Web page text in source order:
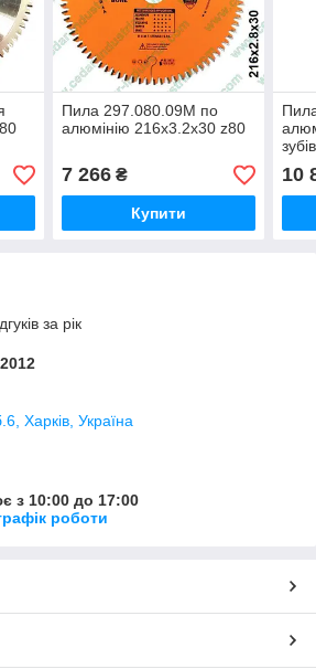
Пила 297.080.09M по
алюмінію 216x3.2x30 z80
7 266₴
Купити
зубів
10
за рік
Харків, Україна
з 10:00 до 17:00
роботи